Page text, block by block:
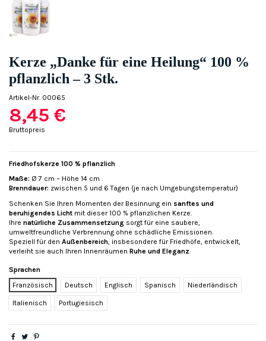
Kerze „Danke für eine Heilung“ 100 %
pflanzlich – 3 Stk.
Artikel-Nr. 00065
8,45 €
Bruttopreis
Friedhofskerze 100 % pflanzlich
Maße: Ø 7 cm – Höhe 14 cm
Brenndauer: zwischen 5 und 6 Tagen (je nach Umgebungstemperatur)
Schenken Sie Ihren Momenten der Besinnung ein sanftes und
beruhigendes Licht mit dieser 100 % pflanzlichen Kerze.
Ihre natürliche Zusammensetzung sorgt für eine saubere,
umweltfreundliche Verbrennung ohne schädliche Emissionen.
Speziell für den Außenbereich , insbesondere für Friedhöfe, entwickelt,
verleiht sie auch Ihren Innenräumen Ruhe und Eleganz
Sprachen
Französisch
Deutsch Englisch Spanisch Niederländisch
Italienisch Portugiesisch